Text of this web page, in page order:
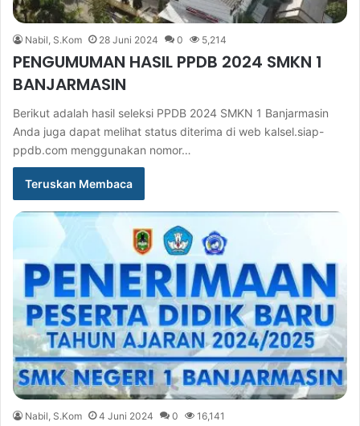
Nabil, S.Kom 28 Juni 2024 0 5,214
PENGUMUMAN HASIL PPDB 2024 SMKN 1
BANJARMASIN
Berikut adalah hasil seleksi PPDB 2024 SMKN 1 Banjarmasin
Anda juga dapat melihat status diterima di web kalsel.siap-
ppdb.com menggunakan nomor…
Teruskan Membaca
Nabil, S.Kom 4 Juni 2024 0 16,141